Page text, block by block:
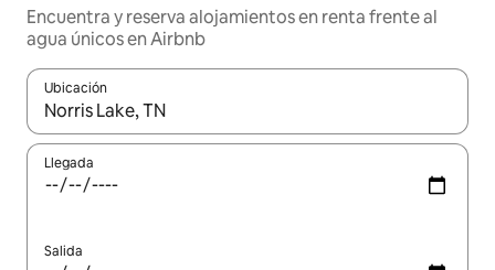
Encuentra y reserva alojamientos en renta frente al
agua únicos en Airbnb
Ubicación
Cuando los resultados estén disponibles, podrás navegar
Llegada
Salida